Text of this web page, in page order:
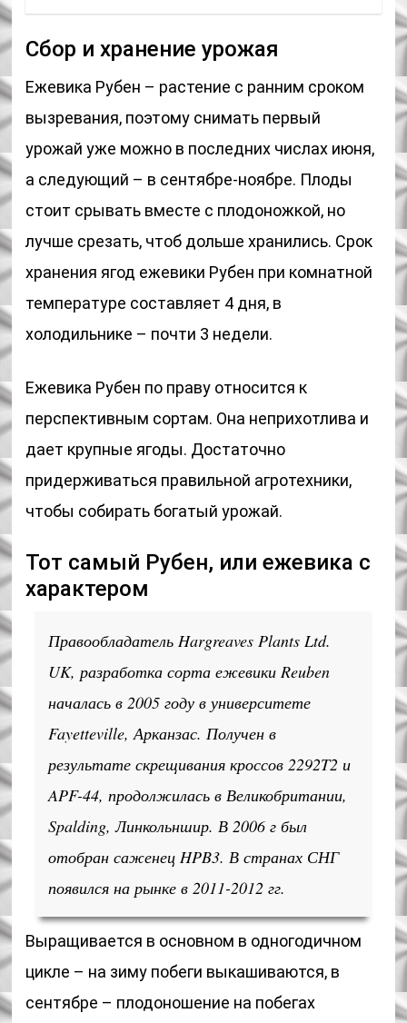
Сбор и хранение урожая
Ежевика Рубен – растение с ранним сроком
вызревания, поэтому снимать первый
урожай уже можно в последних числах июня,
а следующий – в сентябре-ноябре. Плоды
стоит срывать вместе с плодоножкой, но
лучше срезать, чтоб дольше хранились. Срок
хранения ягод ежевики Рубен при комнатной
температуре составляет 4 дня, в
холодильнике – почти 3 недели.
Ежевика Рубен по праву относится к
перспективным сортам. Она неприхотлива и
дает крупные ягоды. Достаточно
придерживаться правильной агротехники,
чтобы собирать богатый урожай.
Тот самый Рубен, или ежевика с
характером
Правообладатель Hargreaves Plants Ltd.
UK, разработка сорта ежевики Reuben
началась в 2005 году в университете
Fayetteville, Арканзас. Получен в
результате скрещивания кроссов 2292T2 и
APF-44, продолжилась в Великобритании,
Spalding, Линкольншир. В 2006 г был
отобран саженец HPB3. В странах СНГ
появился на рынке в 2011-2012 гг.
Выращивается в основном в одногодичном
цикле – на зиму побеги выкашиваются, в
сентябре – плодоношение на побегах